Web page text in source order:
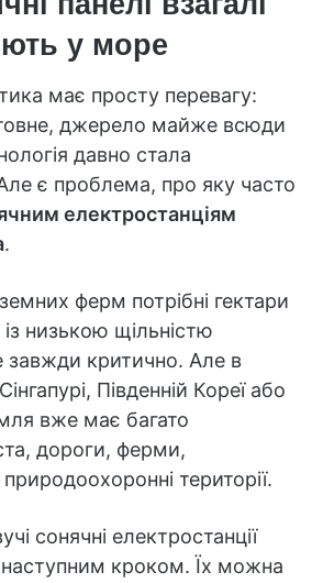
у море
має просту перевагу:
джерело майже всюди
давно стала
є проблема, про яку часто
електростанціям
.
ферм потрібні гектари
із низькою щільністю
завжди критично. Але в
Південній Кореї або
вже має багато
дороги, ферми,
території.
сонячні електростанції
наступним кроком. Їх можна